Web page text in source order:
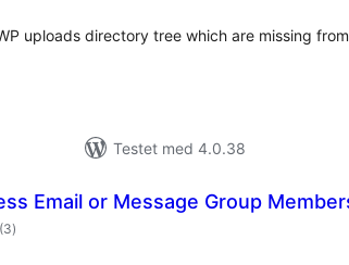
uploads directory tree which are missing
Testet med 4.0.38
Email or Message Group
(3totale
vurderinger
)